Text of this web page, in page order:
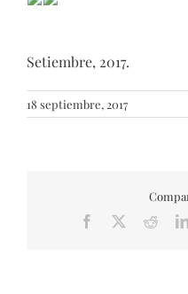
Setiembre, 2017.
18 septiembre, 2017
Facebook